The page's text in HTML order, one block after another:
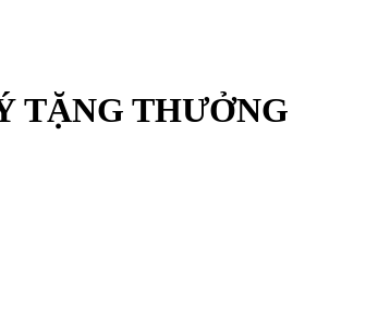
TẶNG THƯỞNG